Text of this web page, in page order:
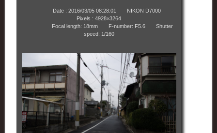
Date : 2016/03/05 08:28:01 NIKON D7000
Pixels : 4928×3264
Focal length: 18mm F-number: F5.6 Shutter
speed: 1/160